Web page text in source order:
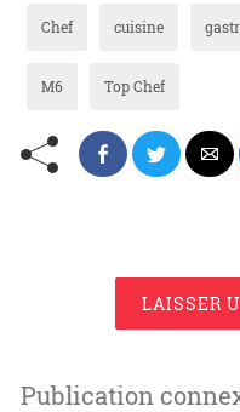
Chef cuisine
M6 Top Chef
LAISSER
Publication